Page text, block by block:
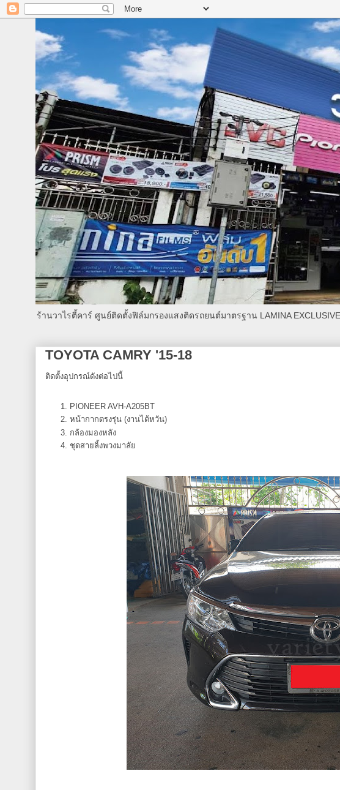
ร้านวาไรตี้คาร์ ศูนย์ติดตั้งฟิล์มกรองแสงติดรถยนต์มาตรฐาน LAMINA
TOYOTA CAMRY '15-18
ติดตั้งอุปกรณ์ดังต่อไปนี้
PIONEER AVH-A205BT
หน้ากากตรงรุ่น (งานไต้หวัน)
กล้องมองหลัง
ชุดสายลิ้งพวงมาลัย